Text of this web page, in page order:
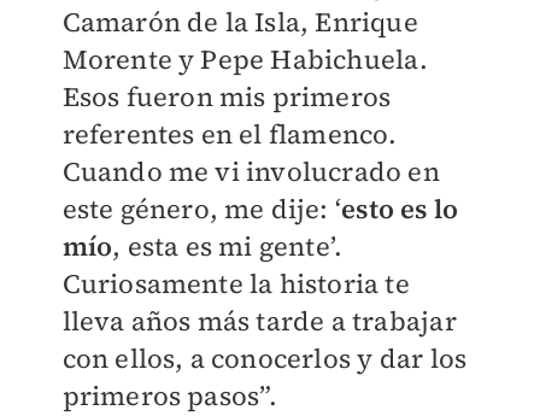
Camarón de la Isla, Enrique
Morente y Pepe Habichuela.
Esos fueron mis primeros
referentes en el flamenco.
Cuando me vi involucrado en
este género, me dije: ‘esto es lo
mío, esta es mi gente’.
Curiosamente la historia te
lleva años más tarde a trabajar
con ellos, a conocerlos y dar los
primeros pasos”.